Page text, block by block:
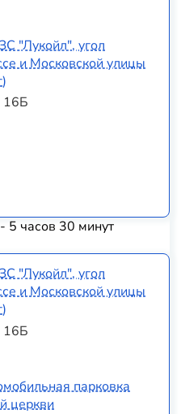
"Лукойл", угол
и Московской улицы
16Б
5 часов 30 минут
"Лукойл", угол
и Московской улицы
16Б
парковка
церкви